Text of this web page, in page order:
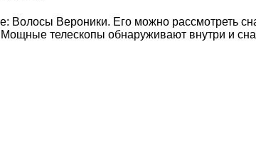
Волосы Вероники. Его можно рассмотреть
телескопы обнаруживают внутри и